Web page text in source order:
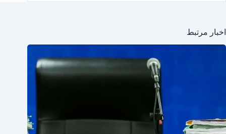
اخبار مرتبط